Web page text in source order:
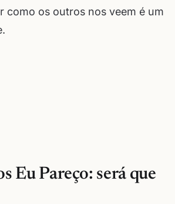
como os outros nos veem é um
Eu Pareço: será que